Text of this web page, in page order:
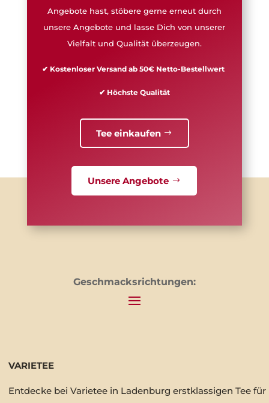
Angebote hast, stöbere gerne erneut durch
unsere Angebote und lasse Dich von unserer
Vielfalt und Qualität überzeugen.
✔ Kostenloser Versand ab 50€ Netto-Bestellwert
✔ Höchste Qualität
Tee einkaufen
Unsere Angebote
Geschmacksrichtungen:
VARIETEE
Entdecke bei Varietee in Ladenburg erstklassigen Tee für